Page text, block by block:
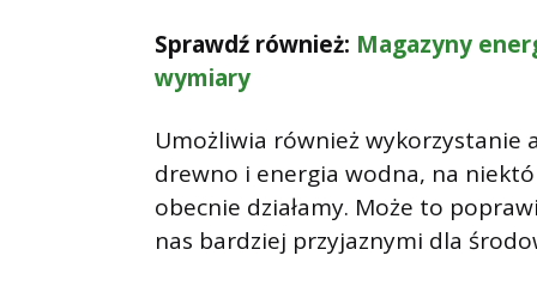
Sprawdź również: Magazyny
wymiary
Umożliwia również wykorzystanie
drewno i energia wodna, na
obecnie działamy. Może to
nas bardziej przyjaznymi dla